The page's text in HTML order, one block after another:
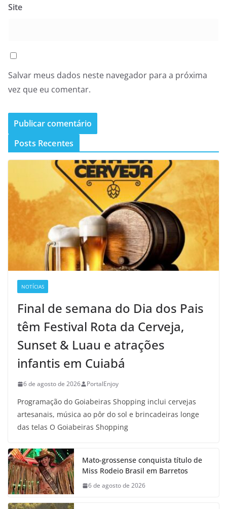
Site
Salvar meus dados neste navegador para a próxima
vez que eu comentar.
Posts Recentes
NOTÍCIAS
Final de semana do Dia dos Pais
têm Festival Rota da Cerveja,
Sunset & Luau e atrações
infantis em Cuiabá
6 de agosto de 2026 PortalEnjoy
Programação do Goiabeiras Shopping inclui cervejas
artesanais, música ao pôr do sol e brincadeiras longe
das telas O Goiabeiras Shopping
Mato-grossense conquista título de
Miss Rodeio Brasil em Barretos
6 de agosto de 2026